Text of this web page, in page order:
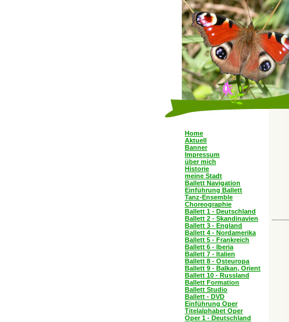
Home
Aktuell
Banner
Impressum
über mich
Historie
meine Stadt
Ballett Navigation
Einführung Ballett
Tanz-Ensemble
Choreographie
Ballett 1 - Deutschland
Ballett 2 - Skandinavien
Ballett 3 - England
Ballett 4 - Nordamerika
Ballett 5 - Frankreich
Ballett 6 - Iberia
Ballett 7 - Italien
Ballett 8 - Osteuropa
Ballett 9 - Balkan, Orient
Ballett 10 - Russland
Ballett Formation
Ballett Studio
Ballett - DVD
Einführung Oper
Titelalphabet Oper
Oper 1 - Deutschland